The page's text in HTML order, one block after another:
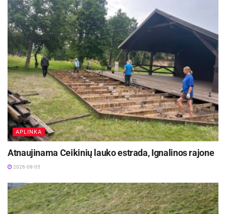
„Rojaus sodo“ lankytojų atokvėpio ir įkvėpimo
akimirkoms yra įrengti stilingas suoliukas, lauko
hamakai, gultai.
„Rojaus sodas“ Ukmergės mieste – tai viena iš
gyventojų pateiktų iniciatyvų Ukmergės rajono
savivaldybės Dalyvaujamajam biudžetui.
Šaltinis: Ukmergės rajono savivaldybė
APLINKA
Atnaujinama Ceikinių lauko estrada, Ignalinos rajone
2026-08-05